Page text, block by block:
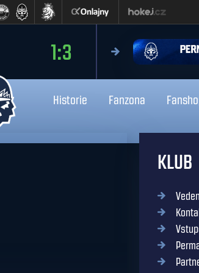
18:00
pátek
MAN
Kladno
Historie Fanzona
KLUB